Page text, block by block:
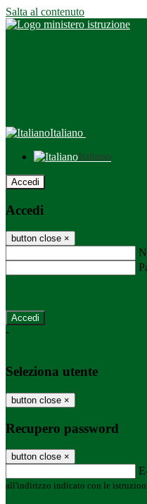
Salta al contenuto
Italiano
Italiano
Accedi
Accedi
button close ×
-
Seleziona utente
button close ×
Recupero password
button close ×
all'indirizzo indicato con le istruzioni